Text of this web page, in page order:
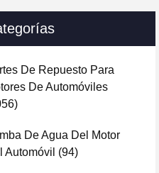
De Repuesto Para
De Automóviles
De Agua Del Motor
Automóvil (94)